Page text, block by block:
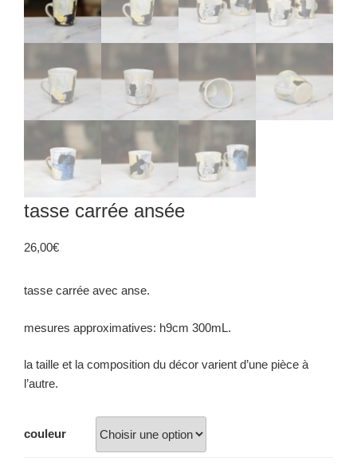
tasse carrée ansée
26,00€
tasse carrée avec anse.
mesures approximatives: h9cm 300mL.
la taille et la composition du décor varient d’une pièce à
l’autre.
couleur